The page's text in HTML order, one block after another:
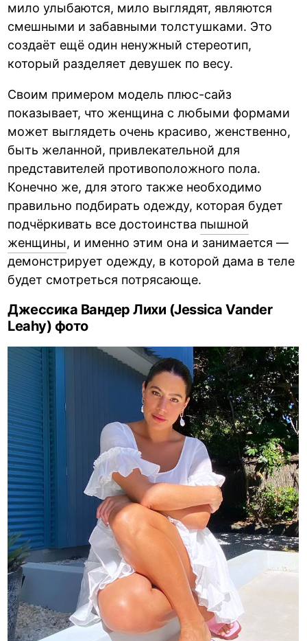
мило улыбаются, мило выглядят, являются
смешными и забавными толстушками. Это
создаёт ещё один ненужный стереотип,
который разделяет девушек по весу.
Своим примером модель плюс-сайз
показывает, что женщина с любыми формами
может выглядеть очень красиво, женственно,
быть желанной, привлекательной для
представителей противоположного пола.
Конечно же, для этого также необходимо
правильно подбирать одежду, которая будет
подчёркивать все достоинства пышной
женщины, и именно этим она и занимается —
демонстрирует одежду, в которой дама в теле
будет смотреться потрясающе.
Джессика Вандер Лихи (Jessica Vander
Leahy) фото